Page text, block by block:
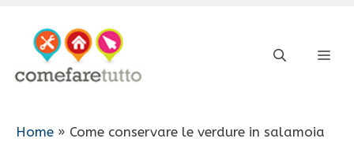
contenuto
Home » Come conservare le verdure in salamoia